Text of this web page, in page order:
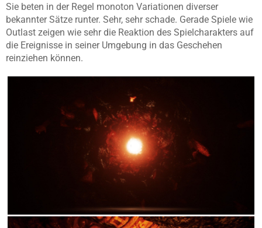
Sie beten in der Regel monoton Variationen diverser
bekannter Sätze runter. Sehr, sehr schade. Gerade Spiele wie
Outlast zeigen wie sehr die Reaktion des Spielcharakters auf
die Ereignisse in seiner Umgebung in das Geschehen
reinziehen können.